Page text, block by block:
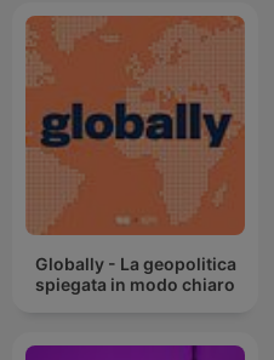
Globally - La geopolitica
spiegata in modo chiaro